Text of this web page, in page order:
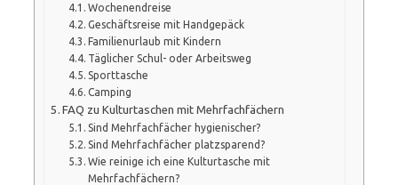
Wochenendreise
Geschäftsreise mit Handgepäck
Familienurlaub mit Kindern
Täglicher Schul- oder Arbeitsweg
Sporttasche
Camping
FAQ zu Kulturtaschen mit Mehrfachfächern
Sind Mehrfachfächer hygienischer?
Sind Mehrfachfächer platzsparend?
Wie reinige ich eine Kulturtasche mit
Mehrfachfächern?